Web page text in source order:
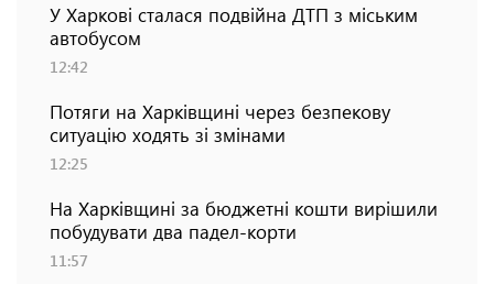
У Харкові сталася подвійна ДТП з міським
автобусом
12:42
Потяги на Харківщині через безпекову
ситуацію ходять зі змінами
12:25
На Харківщині за бюджетні кошти вирішили
побудувати два падел-корти
11:57